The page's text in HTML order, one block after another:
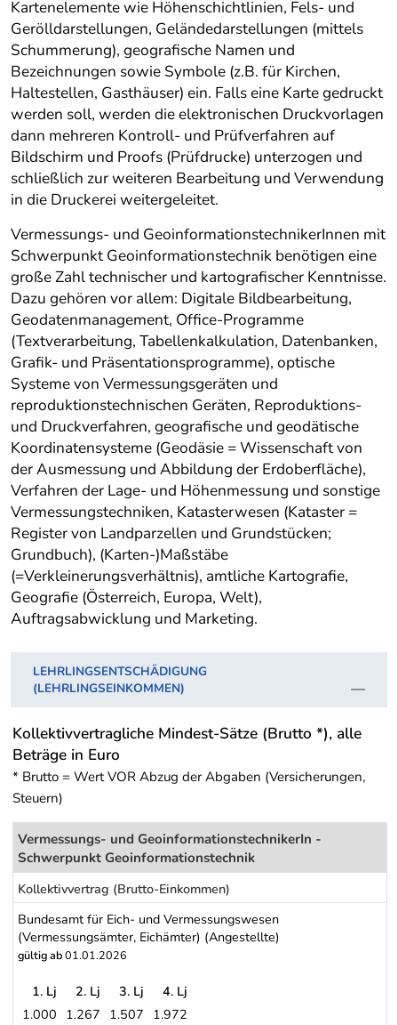
Kartenelemente wie Höhenschichtlinien, Fels- und
Gerölldarstellungen, Geländedarstellungen (mittels
Schummerung), geografische Namen und
Bezeichnungen sowie Symbole (z.B. für Kirchen,
Haltestellen, Gasthäuser) ein. Falls eine Karte gedruckt
werden soll, werden die elektronischen Druckvorlagen
dann mehreren Kontroll- und Prüfverfahren auf
Bildschirm und Proofs (Prüfdrucke) unterzogen und
schließlich zur weiteren Bearbeitung und Verwendung
in die Druckerei weitergeleitet.
Vermessungs- und GeoinformationstechnikerInnen mit
Schwerpunkt Geoinformationstechnik benötigen eine
große Zahl technischer und kartografischer Kenntnisse.
Dazu gehören vor allem: Digitale Bildbearbeitung,
Geodatenmanagement, Office-Programme
(Textverarbeitung, Tabellenkalkulation, Datenbanken,
Grafik- und Präsentationsprogramme), optische
Systeme von Vermessungsgeräten und
reproduktionstechnischen Geräten, Reproduktions-
und Druckverfahren, geografische und geodätische
Koordinatensysteme (Geodäsie = Wissenschaft von
der Ausmessung und Abbildung der Erdoberfläche),
Verfahren der Lage- und Höhenmessung und sonstige
Vermessungstechniken, Katasterwesen (Kataster =
Register von Landparzellen und Grundstücken;
Grundbuch), (Karten-)Maßstäbe
(=Verkleinerungsverhältnis), amtliche Kartografie,
Geografie (Österreich, Europa, Welt),
Auftragsabwicklung und Marketing.
LEHRLINGSENTSCHÄDIGUNG
(LEHRLINGSEINKOMMEN)
Kollektivvertragliche Mindest-Sätze (Brutto *), alle
Beträge in Euro
* Brutto = Wert VOR Abzug der Abgaben (Versicherungen,
Steuern)
Vermessungs- und GeoinformationstechnikerIn -
Schwerpunkt Geoinformationstechnik
Kollektivvertrag (Brutto-Einkommen)
Bundesamt für Eich- und Vermessungswesen
(Vermessungsämter, Eichämter) (Angestellte)
gültig ab01.01.2026
1. Lj 2. Lj 3. Lj
4. Lj
1.000 1.267 1.507 1.972